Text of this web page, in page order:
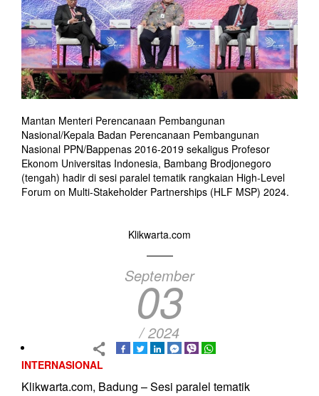
Mantan Menteri Perencanaan Pembangunan
Nasional/Kepala Badan Perencanaan Pembangunan
Nasional PPN/Bappenas 2016-2019 sekaligus Profesor
Ekonom Universitas Indonesia, Bambang Brodjonegoro
(tengah) hadir di sesi paralel tematik rangkaian High-Level
Forum on Multi-Stakeholder Partnerships (HLF MSP) 2024.
Klikwarta.com
September
03
/ 2024
INTERNASIONAL
Klikwarta.com, Badung – Sesi paralel tematik